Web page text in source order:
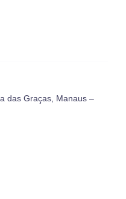
das Graças, Manaus –